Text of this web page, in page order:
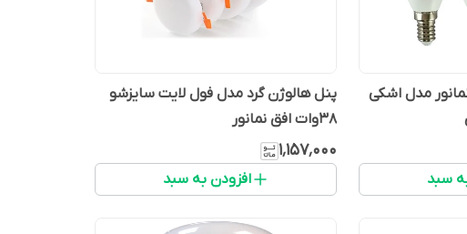
دی 5 وات نمانور مدل اشکی
سبد
پنل هالوژن گرد مدل فول لایت سایزشو
38وات افق نمانور
۱٬۱۵۷٬۰۰۰
افزودن به سبد